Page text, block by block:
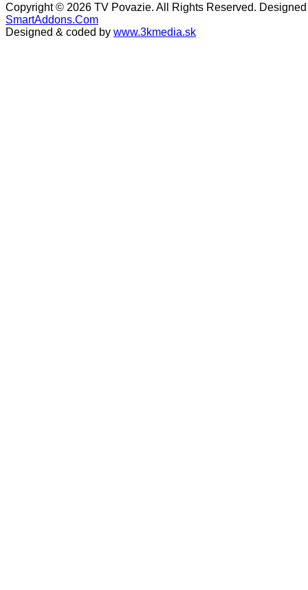
Copyright © 2026 TV Povazie. All Rights Reserved.
SmartAddons.Com
Designed & coded by www.3kmedia.sk